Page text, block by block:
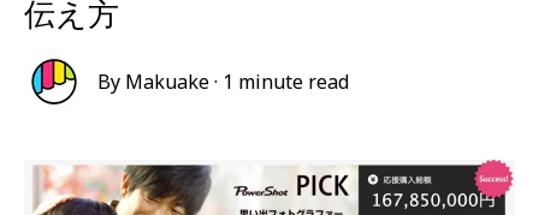
伝え方
By Makuake· 1 minute read